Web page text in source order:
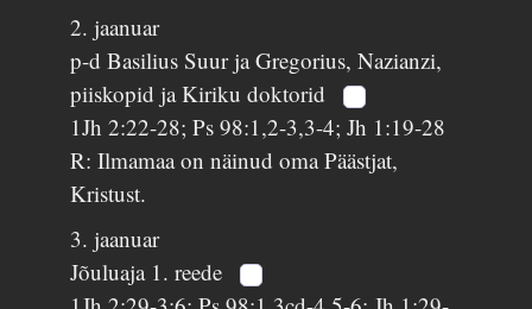
2. jaanuar
p-d Basilius Suur ja Gregorius, Nazianzi,
piiskopid ja Kiriku doktorid
1Jh 2:22-28; Ps 98:1,2-3,3-4; Jh 1:19-28
R: Ilmamaa on näinud oma Päästjat,
Kristust.
3. jaanuar
Jõuluaja 1. reede